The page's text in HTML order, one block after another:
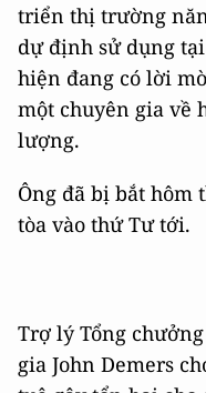
triển thị trường
dự định sử dụng
hiện đang có lời
một chuyên gia về
lượng.
Ông đã bị bắt hôm
tòa vào thứ Tư tới.
Trợ lý Tổng
gia John Demers